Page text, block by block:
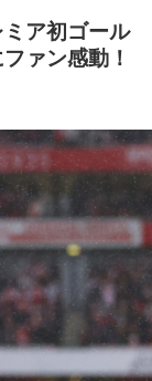
ミア初ゴール
ァン感動！